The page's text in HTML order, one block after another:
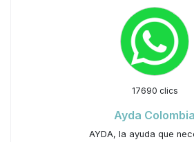
17690 clics
Ayda Colombia
AYDA, la ayuda que